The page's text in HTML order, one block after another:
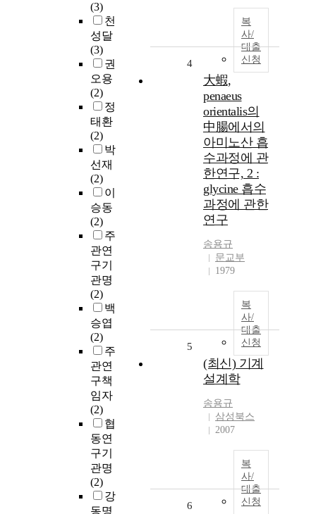
(3)
천
성달
(3)
권
오용
(2)
정
태환
(2)
박
선재
(2)
이
승동
(2)
주
관연
구기
관명
(2)
백
승엽
(2)
주
관연
구책
임자
(2)
협
동연
구기
관명
(2)
강
동명
복
사/
대출
신청
4
大蝦,
penaeus
orientalis의
中腸에서의
아미노산 흡
수과정에 관
한연구, 2 :
glycine 흡수
과정에 관한
연구
송용규
문교부
1979
복
사/
대출
신청
5
(최신) 기계
설계학
송용규
삼성북스
2007
복
사/
대출
신청
6